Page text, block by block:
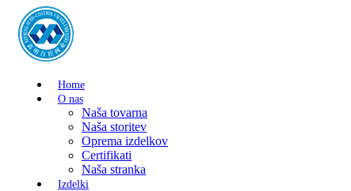
Home
O nas
Naša tovarna
Naša storitev
Oprema izdelkov
Certifikati
Naša stranka
Izdelki